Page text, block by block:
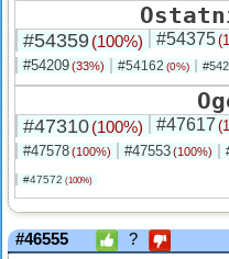
#54359(100%) #54375
#54209(33%) #54162 (0%)
#47310(100%) #47617
#47578(100%) #47553(100%)
#47572 (100%)
#46555 ?